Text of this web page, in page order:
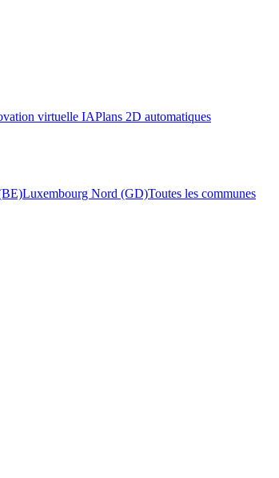
virtuelle IAPlans 2D automatiques
Luxembourg Nord (GD)Toutes les communes